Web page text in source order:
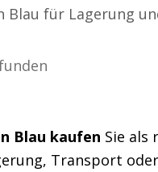
Blau für Lagerung
Blau kaufen Sie als
Transport